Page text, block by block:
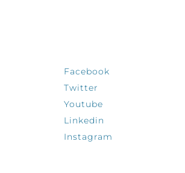
Facebook
Twitter
Youtube
Linkedin
Instagram